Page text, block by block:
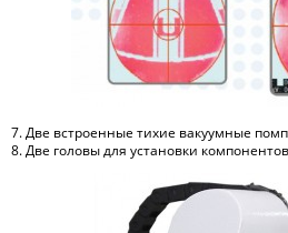
7. Две встроенные тихие вакуумные
8. Две головы для установки